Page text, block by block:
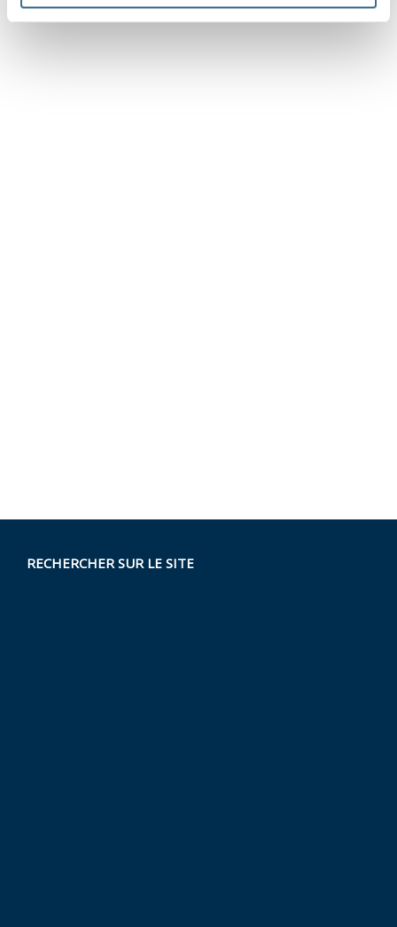
RECHERCHER SUR LE SITE